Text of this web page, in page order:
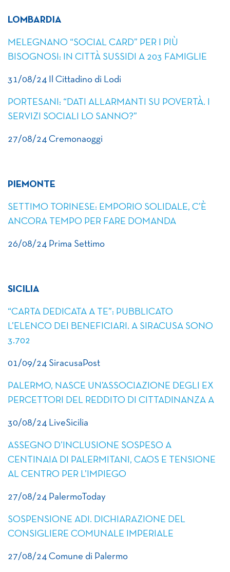
LOMBARDIA
MELEGNANO “SOCIAL CARD” PER I PIÙ
BISOGNOSI: IN CITTÀ SUSSIDI A 203 FAMIGLIE
31/08/24 Il Cittadino di Lodi
PORTESANI: “DATI ALLARMANTI SU POVERTÀ. I
SERVIZI SOCIALI LO SANNO?”
27/08/24 Cremonaoggi
PIEMONTE
SETTIMO TORINESE: EMPORIO SOLIDALE, C’È
ANCORA TEMPO PER FARE DOMANDA
26/08/24 Prima Settimo
SICILIA
“CARTA DEDICATA A TE”: PUBBLICATO
L’ELENCO DEI BENEFICIARI. A SIRACUSA SONO
3.702
01/09/24 SiracusaPost
PALERMO, NASCE UN’ASSOCIAZIONE DEGLI EX
PERCETTORI DEL REDDITO DI CITTADINANZA A
30/08/24 LiveSicilia
ASSEGNO D’INCLUSIONE SOSPESO A
CENTINAIA DI PALERMITANI, CAOS E TENSIONE
AL CENTRO PER L’IMPIEGO
27/08/24 PalermoToday
SOSPENSIONE ADI. DICHIARAZIONE DEL
CONSIGLIERE COMUNALE IMPERIALE
27/08/24 Comune di Palermo